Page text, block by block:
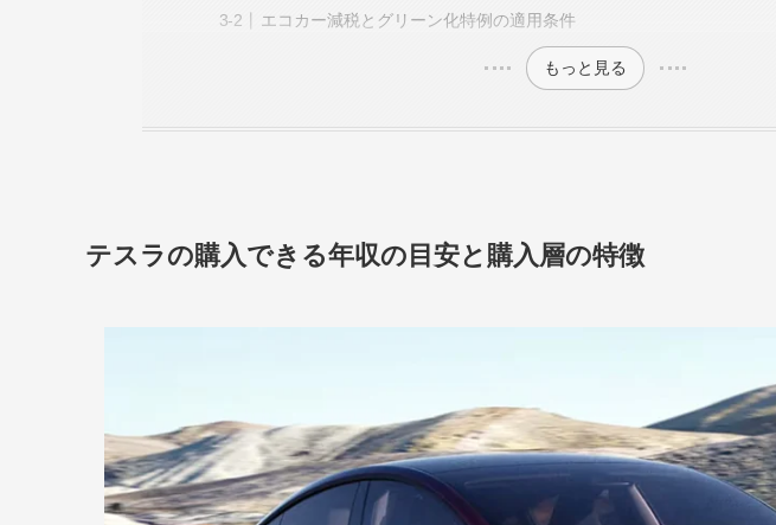
エコカー減税とグリーン化特例の適用条件
もっと見る
テスラの購入できる年収の目安と購入層の特徴